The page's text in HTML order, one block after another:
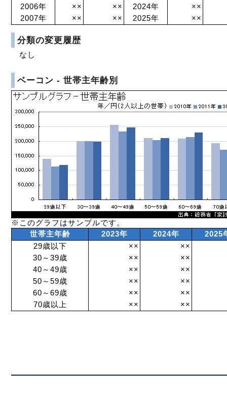
2006年
×× ×× 2024年
××
2007年
×× ×× 2025年 ××
分類の変更履歴
なし
ベーコン - 世帯主年齢別
※このグラフはサンプルです。
世帯主年齢
2023年 2024年
2025
29歳以下
××
××
30～39歳
××
××
40～49歳
××
××
50～59歳
××
××
60～69歳
××
××
70歳以上
×× ××